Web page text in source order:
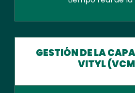
GESTIÓN DE LA
VITYL